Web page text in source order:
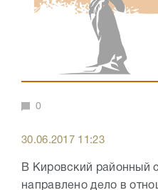
0
30.06.2017 11:23
В Кировский районный
направлено дело в